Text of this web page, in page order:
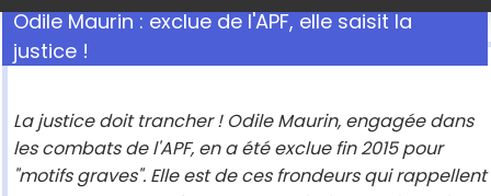
Odile Maurin : exclue de l'APF, elle saisit la
justice !
La justice doit trancher ! Odile Maurin, engagée dans
les combats de l'APF, en a été exclue fin 2015 pour
"motifs graves". Elle est de ces frondeurs qui rappellent